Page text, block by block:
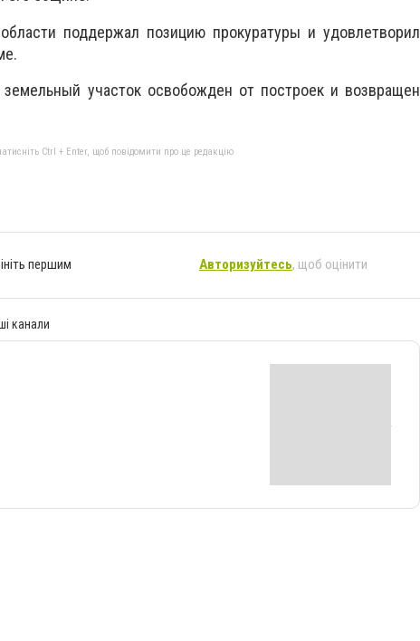
поддержал позицию прокуратуры и удовлетворил
участок освобожден от построек и возвращен
Ctrl + Enter, щоб повідомити про це редакцію
першим Авторизуйтесь, щоб оцінити
канали